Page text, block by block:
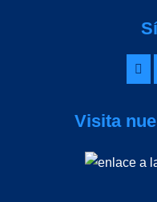
Visita